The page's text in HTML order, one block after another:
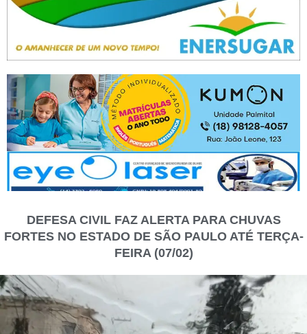
DEFESA CIVIL FAZ ALERTA PARA CHUVAS
FORTES NO ESTADO DE SÃO PAULO ATÉ TERÇA-
FEIRA (07/02)